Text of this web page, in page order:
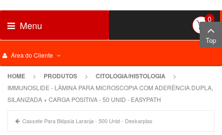
Área do Cliente
Menu 0
HOME > PRODUTOS > CITOLOGIA/HISTOLOGIA
>
IMMUNOSLIDE - LÂMINA PARA MICROSCOPIA COM ADERÊNCIA DUPLA,
SILANIZADA + CARGA POSITIVA - 50 UNID - EASYPATH
Cassete Para Biópsia Laranja - 500 Unid - Deskarplas
Top